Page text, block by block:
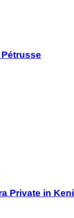
Private in